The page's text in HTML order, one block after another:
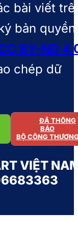
bài viết
bản quyền
BY-ND
chép dữ
ĐÃ THÔNG
BÁO
BỘ CÔNG
VIỆT